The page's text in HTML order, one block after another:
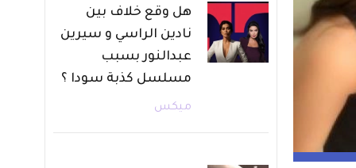
هل وقع خلاف بين
نادين الراسي و سيرين
عبدالنور بسبب
مسلسل كذبة سودا ؟
ميكس